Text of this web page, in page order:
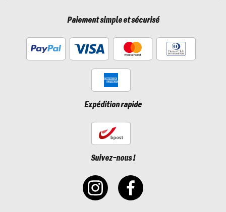
Paiement simple et sécurisé
Expédition rapide
Suivez-nous !